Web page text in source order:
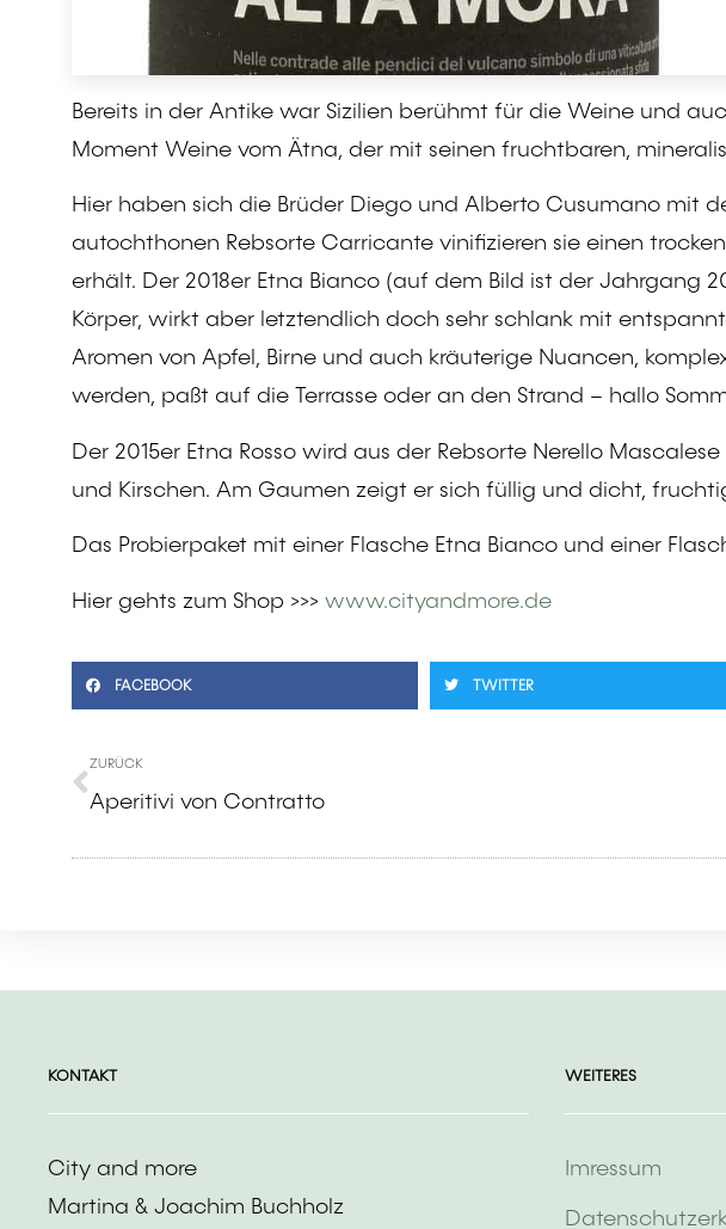
Bereits in der Antike war Sizilien berühmt für die Weine und
Moment Weine vom Ätna, der mit seinen fruchtbaren,
Hier haben sich die Brüder Diego und Alberto Cusumano mit
autochthonen Rebsorte Carricante vinifizieren sie einen
erhält. Der 2018er Etna Bianco (auf dem Bild ist der Jahrgang
Körper, wirkt aber letztendlich doch sehr schlank mit
Aromen von Apfel, Birne und auch kräuterige Nuancen,
werden, paßt auf die Terrasse oder an den Strand – hallo
Der 2015er Etna Rosso wird aus der Rebsorte Nerello
und Kirschen. Am Gaumen zeigt er sich füllig und dicht,
Das Probierpaket mit einer Flasche Etna Bianco und einer
Hier gehts zum Shop >>> www.cityandmore.de
FACEBOOK TWITTER
ZURÜCK
Aperitivi von Contratto
KONTAKT
City and more
Martina & Joachim Buchholz
WEITERES
Imressum